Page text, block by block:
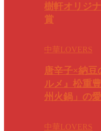
樹軒オリジ
賞
中華LOVERS
唐辛子×納豆
ルメ』松重
州火鍋」の
中華LOVERS